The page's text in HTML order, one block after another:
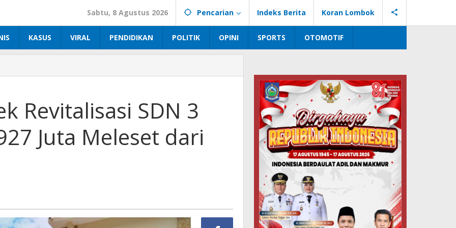
Sabtu, 8 Agustus 2026 Pencarian Indeks Berita Koran Lombok
KASUS VIRAL PENDIDIKAN POLITIK OPINI SPORTS OTOMOTIF
Revitalisasi SDN 3
Juta Meleset dari